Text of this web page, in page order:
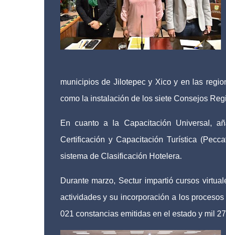
municipios de Jilotepec y Xico y en las
como la instalación de los siete Consejos
En cuanto a la Capacitación Universal,
Certificación y Capacitación Turística
sistema de Clasificación Hotelera.
Durante marzo, Sectur impartió cursos
actividades y su incorporación a los
021 constancias emitidas en el estado y mil